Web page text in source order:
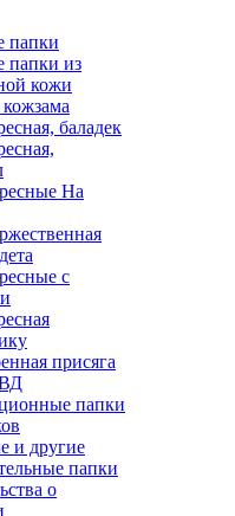
папки
папки из
кожи
баладек
На
с
присяга
папки
и другие
папки
о